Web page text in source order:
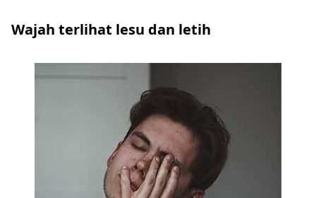
Wajah terlihat lesu dan letih